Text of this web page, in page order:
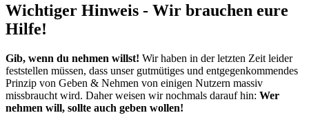
Wichtiger Hinweis - Wir brauchen eure
Hilfe!
Gib, wenn du nehmen willst! Wir haben in der letzten Zeit leider
feststellen müssen, dass unser gutmütiges und entgegenkommendes
Prinzip von Geben & Nehmen von einigen Nutzern massiv
missbraucht wird. Daher weisen wir nochmals darauf hin: Wer
nehmen will, sollte auch geben wollen!